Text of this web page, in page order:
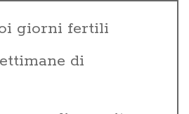
giorni fertili
di